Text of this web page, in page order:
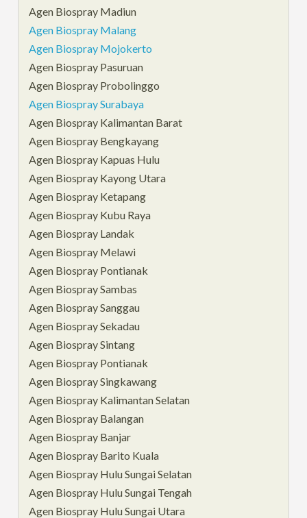
Agen Biospray Madiun
Agen Biospray Malang
Agen Biospray Mojokerto
Agen Biospray Pasuruan
Agen Biospray Probolinggo
Agen Biospray Surabaya
Agen Biospray Kalimantan Barat
Agen Biospray Bengkayang
Agen Biospray Kapuas Hulu
Agen Biospray Kayong Utara
Agen Biospray Ketapang
Agen Biospray Kubu Raya
Agen Biospray Landak
Agen Biospray Melawi
Agen Biospray Pontianak
Agen Biospray Sambas
Agen Biospray Sanggau
Agen Biospray Sekadau
Agen Biospray Sintang
Agen Biospray Pontianak
Agen Biospray Singkawang
Agen Biospray Kalimantan Selatan
Agen Biospray Balangan
Agen Biospray Banjar
Agen Biospray Barito Kuala
Agen Biospray Hulu Sungai Selatan
Agen Biospray Hulu Sungai Tengah
Agen Biospray Hulu Sungai Utara